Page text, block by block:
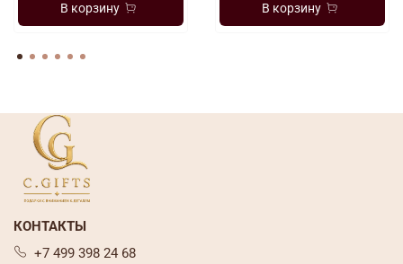
В корзину В корзину
КОНТАКТЫ
+7 499 398 24 68